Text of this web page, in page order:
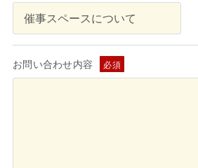
お問い合わせ内容 必須